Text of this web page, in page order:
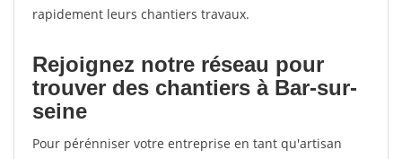
rapidement leurs chantiers travaux.
Rejoignez notre réseau pour
trouver des chantiers à Bar-sur-
seine
Pour pérénniser votre entreprise en tant qu'artisan